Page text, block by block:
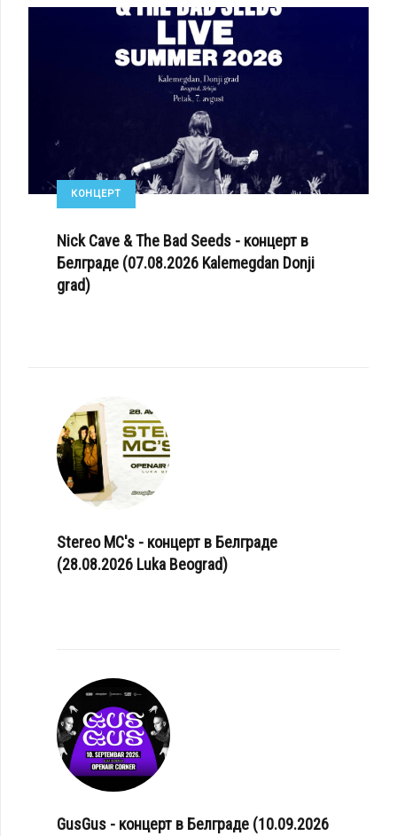
КОНЦЕРТ
Nick Cave & The Bad Seeds - концерт в
Белграде (07.08.2026 Kalemegdan Donji
grad)
Stereo MC's - концерт в Белграде
(28.08.2026 Luka Beograd)
GusGus - концерт в Белграде (10.09.2026